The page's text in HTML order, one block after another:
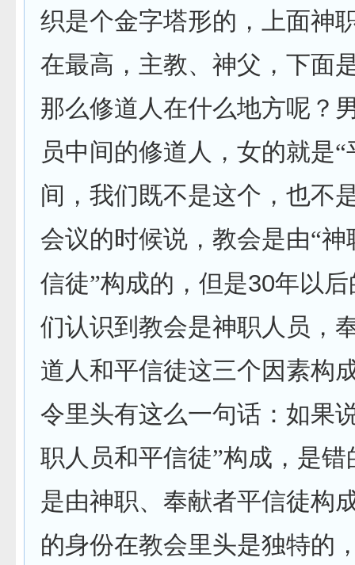
织是个金字塔形的，上面神
在最高，主教、神父，下面
那么修道人在什么地方呢？
员中间的修道人，女的就是“
间，我们既不是这个，也不
会议的时候说，教会是由“神
信徒”构成的，但是30年以
们认识到教会是神职人员，
道人和平信徒这三个因素构
令里头有这么一句话：如果
职人员和平信徒”构成，是错
是由神职、奉献者平信徒构
的身份在教会里头是独特的